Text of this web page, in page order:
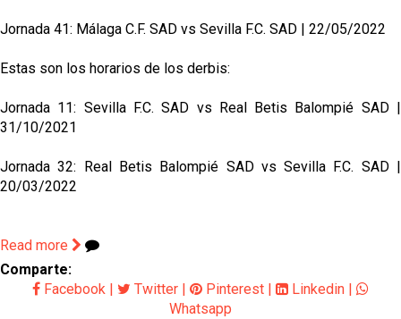
Jornada 41: Málaga C.F. SAD vs Sevilla F.C. SAD | 22/05/2022
Estas son los horarios de los derbis:
Jornada 11: Sevilla F.C. SAD vs Real Betis Balompié SAD |
31/10/2021
Jornada 32: Real Betis Balompié SAD vs Sevilla F.C. SAD |
20/03/2022
Read more
Comparte:
Facebook | Twitter | Pinterest | Linkedin |
Whatsapp